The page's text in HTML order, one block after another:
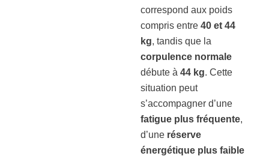
correspond aux poids
compris entre 40 et 44
kg, tandis que la
corpulence normale
débute à 44 kg. Cette
situation peut
s’accompagner d’une
fatigue plus fréquente,
d’une réserve
énergétique plus faible